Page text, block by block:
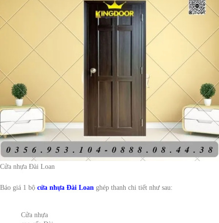
Cửa nhựa Đài Loan
Báo giá 1 bộ cửa nhựa Đài Loan ghép thanh chi tiết như sau:
Cửa nhựa